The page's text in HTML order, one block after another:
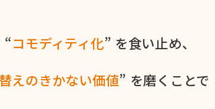
コモディティ化” を​食い​止め、
えの​きかない​価値” を​磨く​ことで